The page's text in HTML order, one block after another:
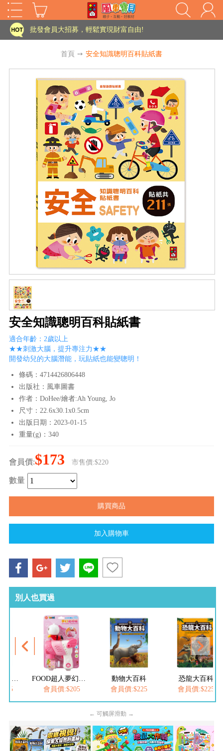
家長樂了!「風車書版集團暨FOOD超人企業總部」目前正興建中!
批發會員大招募，輕鬆實現財富自由!
老師您好!!幼教會員火熱招募中~
海外購物免煩惱！點我查看『海外購物流程說明』
批發會員大招募，輕鬆實現財富自由!
老師您好!!幼教會員火熱招募中~
海外購物免煩惱！點我查看『海外購物流程說明』
首頁 ➙ 安全知識聰明百科貼紙書
安全知識聰明百科貼紙書
適合年齡：2歲以上
★★刺激大腦，提升專注力★★
開發幼兒的大腦潛能，玩貼紙也能變聰明！
條碼：4714426806448
出版社：風車圖書
作者：DoHee/繪者:Ah Young, Jo
尺寸：22.6x30.1x0.5cm
出版日期：2023-01-15
重量(g)：340
會員價:$173 市售價:$220
數量
別人也買過
會員價:$205
動物大百科
會員價:$225
恐龍大百科
會員價:$225
← 可觸屏滑動 →